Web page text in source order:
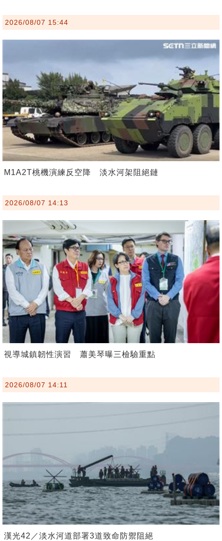
2026/08/07 15:44
M1A2T桃機演練反空降 淡水河架阻絕鏈
2026/08/07 14:13
視導城鎮韌性演習 蕭美琴曝三檢驗重點
2026/08/07 14:11
漢光42／淡水河道部署3道致命防禦阻絕